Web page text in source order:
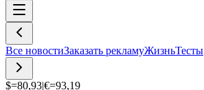
Все новостиЗаказать рекламуЖизньТесты
$=80,93|€=93,19